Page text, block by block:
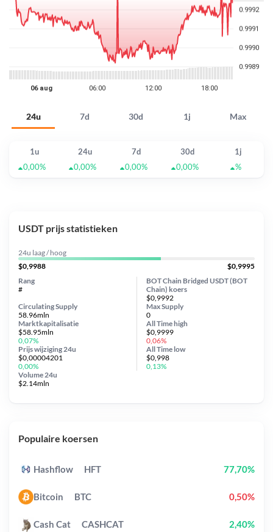
24u 7d 30d 1j Max
1u 24u 7d 30d
1j
0,00%
0,00% 0,00% 0,00% %
USDT prijs statistieken
24u laag / hoog
$0,9988
$0,9995
BOT Chain Bridged USDT (BOT
Chain) koers
$0,9992
Circulating Supply
58.96mln
Prijs wijziging 24u
$0,00004201
0,00%
Max Supply
0
Marktkapitalisatie
$58.95mln
0,07%
Volume 24u
$2.14mln
Rang
#
All Timehigh
$0,9999
0,06%
All Time low
$0,998
0,13%
Populaire koersen
Hashflow HFT 77,70%
Bitcoin BTC 0,50%
Cash Cat CASHCAT 2,40%